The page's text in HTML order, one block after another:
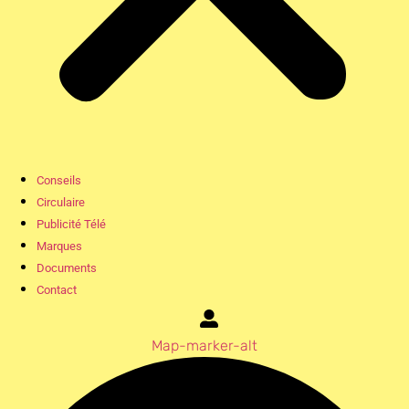
Conseils
Circulaire
Publicité Télé
Marques
Documents
Contact
Map-marker-alt